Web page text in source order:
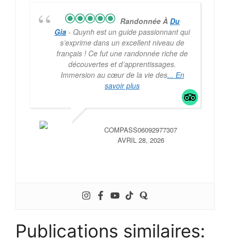
Randonnée À Du
Gia - Quynh est un guide passionnant qui
s’exprime dans un excellent niveau de
français ! Ce fut une randonnée riche de
découvertes et d’apprentissages.
Immersion au cœur de la vie des... En
savoir plus
COMPASS06092977307
AVRIL 28, 2026
Publications similaires: